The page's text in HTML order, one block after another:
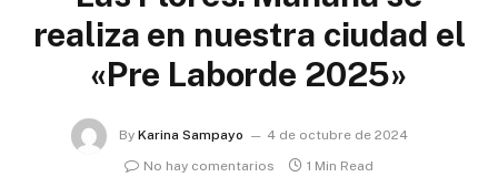
realiza en nuestra ciudad el
«Pre Laborde 2025»
By Karina Sampayo
4 de octubre de 2024
No hay comentarios
1 Min Read